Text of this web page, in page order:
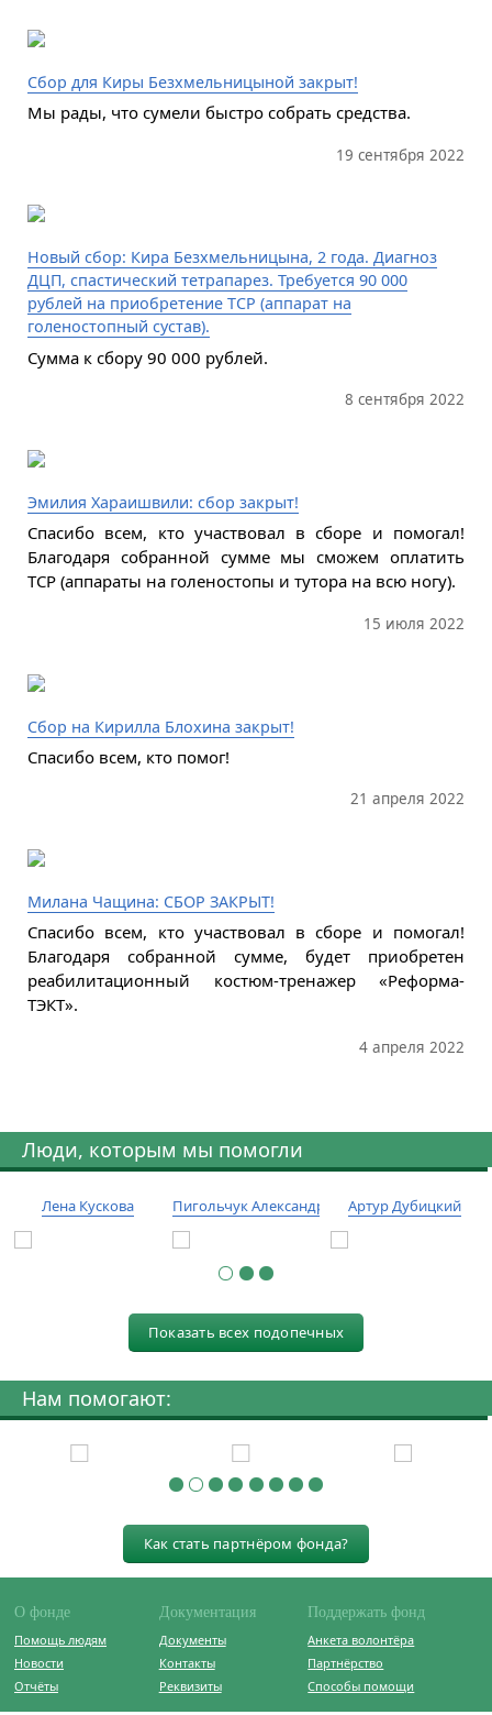
Сбор для Киры Безхмельницыной закрыт!
Мы рады, что сумели быстро собрать средства.
19 сентября 2022
Новый сбор: Кира Безхмельницына, 2 года. Диагноз
ДЦП, спастический тетрапарез. Требуется 90 000
рублей на приобретение ТСР (аппарат на
голеностопный сустав).
Сумма к сбору 90 000 рублей.
8 сентября 2022
Эмилия Хараишвили: сбор закрыт!
Спасибо всем, кто участвовал в сборе и помогал!
Благодаря собранной сумме мы сможем оплатить
ТСР (аппараты на голеностопы и тутора на всю ногу).
15 июля 2022
Сбор на Кирилла Блохина закрыт!
Спасибо всем, кто помог!
21 апреля 2022
Милана Чащина: СБОР ЗАКРЫТ!
Спасибо всем, кто участвовал в сборе и помогал!
Благодаря собранной сумме, будет приобретен
реабилитационный костюм-тренажер «Реформа-
ТЭКТ».
4 апреля 2022
Люди, которым мы помогли
Лена Кускова Пигольчук Александр Артур Дубицкий
Показать всех подопечных
Нам помогают:
Как стать партнёром фонда?
О фонде
Помощь людям
Новости
Отчёты
Документация
Документы
Контакты
Реквизиты
Поддержать фонд
Анкета волонтёра
Партнёрство
Способы помощи